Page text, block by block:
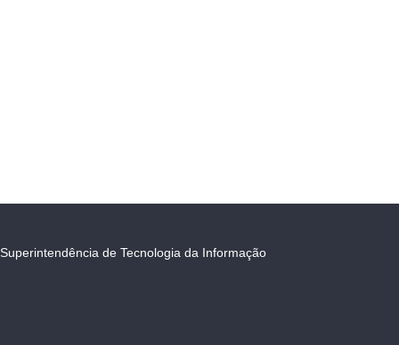
Superintendência de Tecnologia da Informação